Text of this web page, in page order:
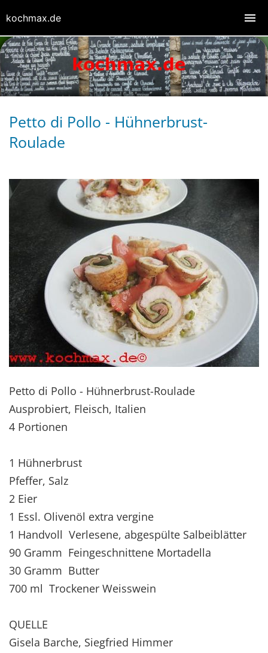
Petto di Pollo - Hühnerbrust-
Roulade
Petto di Pollo - Hühnerbrust-Roulade
Ausprobiert, Fleisch, Italien
4 Portionen
1 Hühnerbrust
Pfeffer, Salz
2 Eier
1 Essl. Olivenöl extra vergine
1 Handvoll Verlesene, abgespülte Salbeiblätter
90 Gramm Feingeschnittene Mortadella
30 Gramm Butter
700 ml Trockener Weisswein
QUELLE
Gisela Barche, Siegfried Himmer
kochmax.de